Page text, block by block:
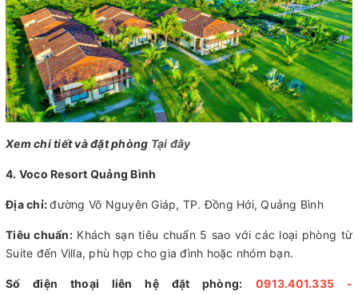
Xem chi tiết và đặt phòng Tại đây
4. Voco Resort Quảng Bình
Địa chỉ:đường Võ Nguyên Giáp, TP. Đồng Hới, Quảng Bình
Tiêu chuẩn:Khách sạn tiêu chuẩn 5 sao với các loại phòng từ
Suite đến Villa, phù hợp cho gia đình hoặc nhóm bạn.
Số điện thoại liên hệ đặt phòng: 0913.401.335 -